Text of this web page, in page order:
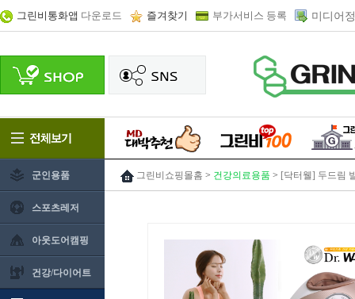
그린비통화앱 다운로드 즐겨찾기 부가서비스 등록 미디어
군인용품
스포츠레저
아웃도어캠핑
건강/다이어트
그린비쇼핑몰홈 > 건강의료용품 > [닥터웰] 두드림